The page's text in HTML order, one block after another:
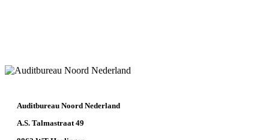
Auditbureau Noord Nederland
A.S. Talmastraat 49